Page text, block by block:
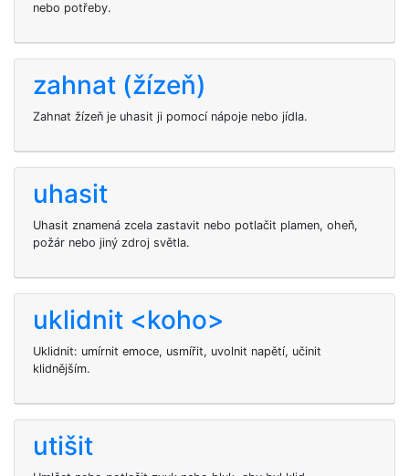
nebo potřeby.
zahnat (žízeň)
Zahnat žízeň je uhasit ji pomocí nápoje nebo jídla.
uhasit
Uhasit znamená zcela zastavit nebo potlačit plamen, oheň,
požár nebo jiný zdroj světla.
uklidnit <koho>
Uklidnit: umírnit emoce, usmířit, uvolnit napětí, učinit
klidnějším.
utišit